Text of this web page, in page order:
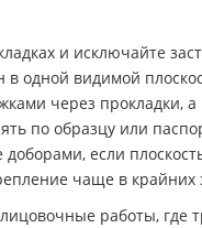
и исключайте
одной видимой
через прокладки, а
по образцу или
если
чаще в крайних
работы,